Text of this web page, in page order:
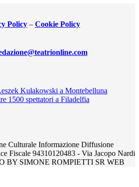
Policy – Cookie Policy
Kułakowski a Montebelluna
1500 spettatori a Filadelfia
Culturale Informazione Diffusione
Fiscale 94310120483 - Via Jacopo Nardi
BY SIMONE ROMPIETTI SR WEB